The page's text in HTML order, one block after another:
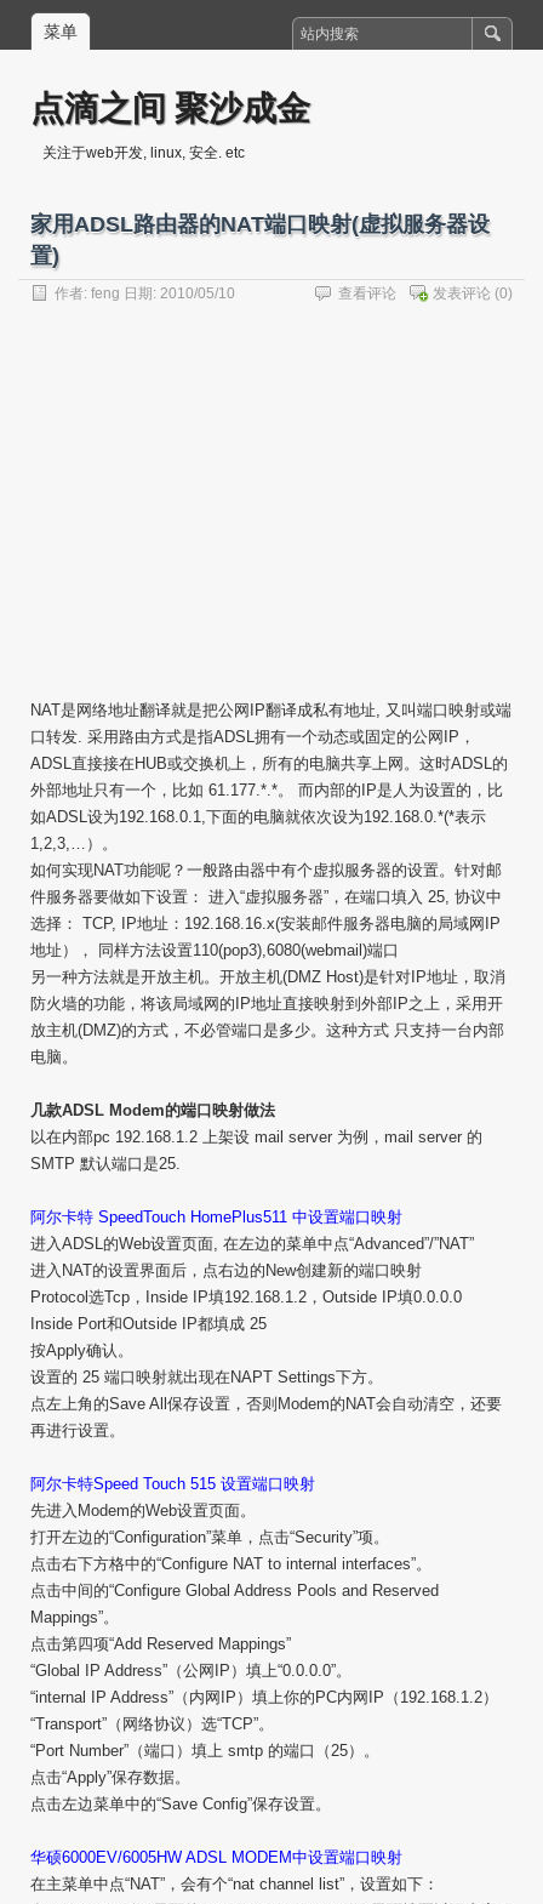
菜单
点滴之间 聚沙成金
关注于web开发, linux, 安全. etc
家用ADSL路由器的NAT端口映射(虚拟服务器设
置)
作者: feng 日期: 2010/05/10 发表评论 (0)
查看评论
NAT是网络地址翻译就是把公网IP翻译成私有地址, 又叫端口映射或端
口转发. 采用路由方式是指ADSL拥有一个动态或固定的公网IP，
ADSL直接接在HUB或交换机上，所有的电脑共享上网。这时ADSL的
外部地址只有一个，比如 61.177.*.*。 而内部的IP是人为设置的，比
如ADSL设为192.168.0.1,下面的电脑就依次设为192.168.0.*(*表示
1,2,3,…）。
如何实现NAT功能呢？一般路由器中有个虚拟服务器的设置。针对邮
件服务器要做如下设置： 进入“虚拟服务器”，在端口填入 25, 协议中
选择： TCP, IP地址：192.168.16.x(安装邮件服务器电脑的局域网IP
地址）， 同样方法设置110(pop3),6080(webmail)端口
另一种方法就是开放主机。开放主机(DMZ Host)是针对IP地址，取消
防火墙的功能，将该局域网的IP地址直接映射到外部IP之上，采用开
放主机(DMZ)的方式，不必管端口是多少。这种方式 只支持一台内部
电脑。
几款ADSL Modem的端口映射做法
以在内部pc 192.168.1.2 上架设 mail server 为例，mail server 的
SMTP 默认端口是25.
阿尔卡特 SpeedTouch HomePlus511 中设置端口映射
进入ADSL的Web设置页面, 在左边的菜单中点“Advanced”/”NAT”
进入NAT的设置界面后，点右边的New创建新的端口映射
Protocol选Tcp，Inside IP填192.168.1.2，Outside IP填0.0.0.0
Inside Port和Outside IP都填成 25
按Apply确认。
设置的 25 端口映射就出现在NAPT Settings下方。
点左上角的Save All保存设置，否则Modem的NAT会自动清空，还要
再进行设置。
阿尔卡特Speed Touch 515 设置端口映射
先进入Modem的Web设置页面。
打开左边的“Configuration”菜单，点击“Security”项。
点击右下方格中的“Configure NAT to internal interfaces”。
点击中间的“Configure Global Address Pools and Reserved
Mappings”。
点击第四项“Add Reserved Mappings”
“Global IP Address”（公网IP）填上“0.0.0.0”。
“internal IP Address”（内网IP）填上你的PC内网IP（192.168.1.2）
“Transport”（网络协议）选“TCP”。
“Port Number”（端口）填上 smtp 的端口（25）。
点击“Apply”保存数据。
点击左边菜单中的“Save Config”保存设置。
华硕6000EV/6005HW ADSL MODEM中设置端口映射
在主菜单中点“NAT”，会有个“nat channel list”，设置如下：